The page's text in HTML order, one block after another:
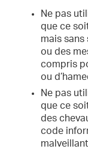
Ne pas
que ce
mais sans
ou des
compris
ou
Ne pas
que ce
des
code